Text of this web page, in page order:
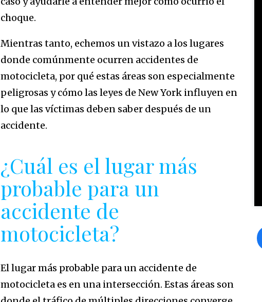
choque.
Mientras tanto, echemos un vistazo a los lugares
donde comúnmente ocurren accidentes de
motocicleta, por qué estas áreas son especialmente
peligrosas y cómo las leyes de New York influyen en
lo que las víctimas deben saber después de un
accidente.
¿Cuál es el lugar más
probable para un
accidente de
motocicleta?
El lugar más probable para un accidente de
motocicleta es en una intersección. Estas áreas son